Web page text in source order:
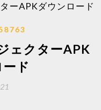
ーAPKダウンロード
ェクターAPK
ド